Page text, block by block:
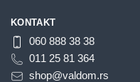
KONTAKT
060 888 38 38
011 25 81 364
shop@valdom.rs